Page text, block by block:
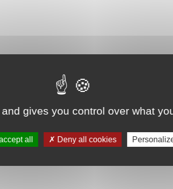
gives you control over what
all Deny all cookies